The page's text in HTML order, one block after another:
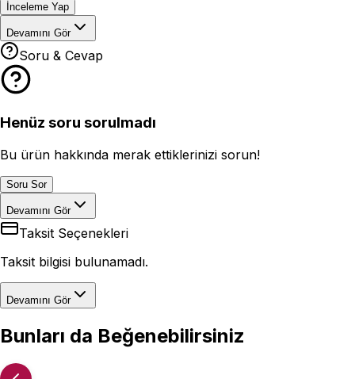
İnceleme Yap
Devamını Gör
Soru & Cevap
Henüz soru sorulmadı
Bu ürün hakkında merak ettiklerinizi sorun!
Soru Sor
Devamını Gör
Taksit Seçenekleri
Taksit bilgisi bulunamadı.
Devamını Gör
Bunları da Beğenebilirsiniz